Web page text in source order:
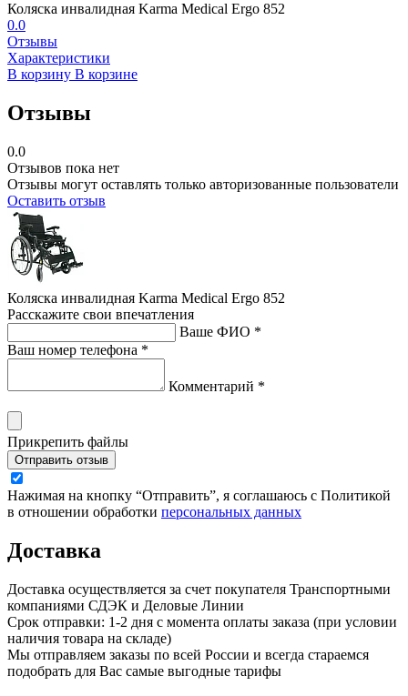
Коляска инвалидная Karma Medical Ergo 852
0.0
Отзывы
Характеристики
В корзину В корзине
Отзывы
0.0
Отзывов пока нет
Отзывы могут оставлять только авторизованные пользователи
Оставить отзыв
Коляска инвалидная Karma Medical Ergo 852
Расскажите свои впечатления
Ваше ФИО *
Ваш номер телефона *
Комментарий *
Прикрепить файлы
Отправить отзыв
Нажимая на кнопку “Отправить”, я соглашаюсь с Политикой
в отношении обработки персональных данных
Доставка
Доставка осуществляется за счет покупателя Транспортными
компаниями СДЭК и Деловые Линии
Срок отправки: 1-2 дня с момента оплаты заказа (при условии
наличия товара на складе)
Мы отправляем заказы по всей России и всегда стараемся
подобрать для Вас самые выгодные тарифы